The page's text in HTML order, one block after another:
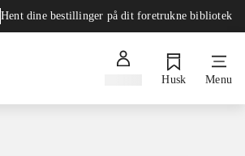
Hent dine bestillinger på dit foretrukne bibliotek
Husk Menu